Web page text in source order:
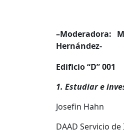
–Moderadora:
Hernández-
Edificio “D” 001
1. Estudiar e
Josefin Hahn
DAAD Servicio